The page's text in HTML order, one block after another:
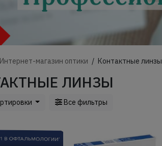
Интернет-магазин оптики Контактные линзы
ЛИНЗЫ
Все фильтры